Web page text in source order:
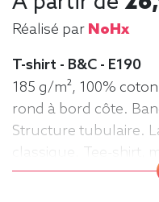
Réalisé par NoHx
T-shirt - B&C - E190
185 g/m², 100%
rond à bord côte.
Structure tubulaire.
classique. Tee-shirt,
rond, B&C